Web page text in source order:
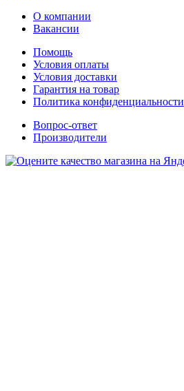
О компании
Вакансии
Помощь
Условия оплаты
Условия доставки
Гарантия на товар
Политика конфиденциальности
Вопрос-ответ
Производители